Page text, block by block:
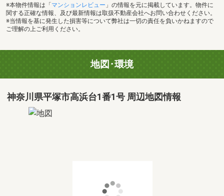
※本物件情報は「 マンションレビュー 」の情報を元に掲載しています。物件に
関する正確な情報、及び最新情報は取扱不動産会社へお問い合わせください。
※当情報を基に発生した損害等について弊社は一切の責任を負いかねますので
ご理解の上ご利用ください。
地図･環境
神奈川県平塚市高浜台1番1号 周辺地図情報